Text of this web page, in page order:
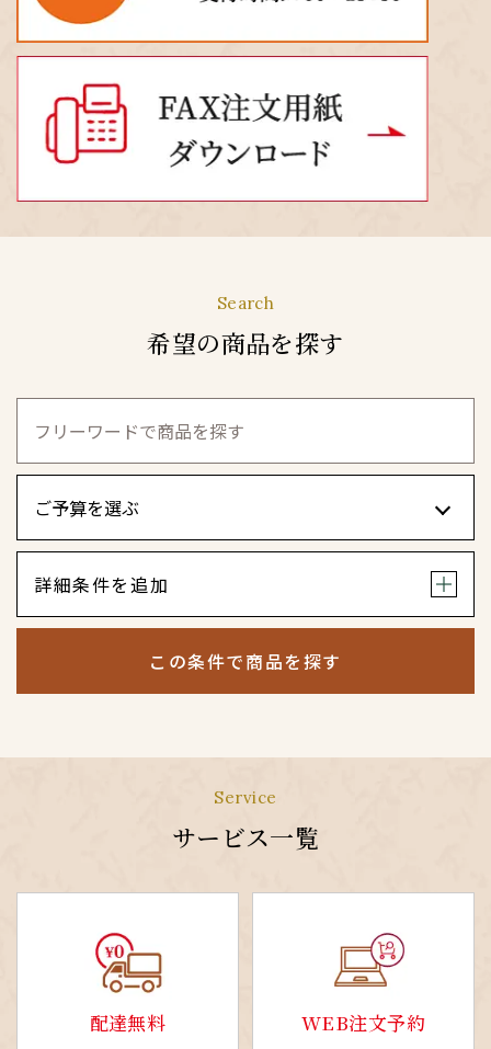
Search
希望の商品を探す
詳細条件を追加
この条件で商品を探す
Service
サービス一覧
配達無料 WEB注文予約